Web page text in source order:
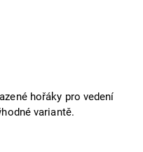
hořáky pro vedení
variantě.